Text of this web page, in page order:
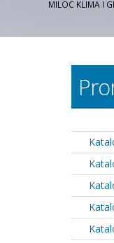
MILOC KLIMA I